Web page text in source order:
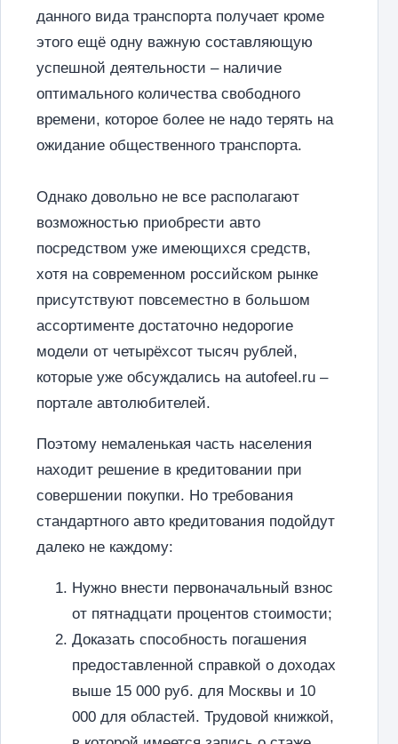
данного вида транспорта получает кроме
этого ещё одну важную составляющую
успешной деятельности – наличие
оптимального количества свободного
времени, которое более не надо терять на
ожидание общественного транспорта.
Однако довольно не все располагают
возможностью приобрести авто
посредством уже имеющихся средств,
хотя на современном российском рынке
присутствуют повсеместно в большом
ассортименте достаточно недорогие
модели от четырёхсот тысяч рублей,
которые уже обсуждались на autofeel.ru –
портале автолюбителей.
Поэтому немаленькая часть населения
находит решение в кредитовании при
совершении покупки. Но требования
стандартного авто кредитования подойдут
далеко не каждому:
Нужно внести первоначальный взнос
от пятнадцати процентов стоимости;
Доказать способность погашения
предоставленной справкой о доходах
выше 15 000 руб. для Москвы и 10
000 для областей. Трудовой книжкой,